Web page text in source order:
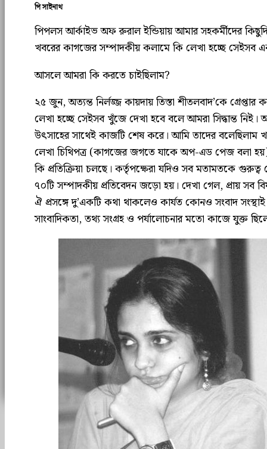
পি সাইনাথ
পিপলস আর্কাইভ অফ রুরাল ইন্ডিয়ায় আমার সহকর্মীদের
খবরের কাগজের সম্পাদকীয় কলামে কি লেখা হচ্ছে সেইসব
আসলে আমরা কি করতে চাইছিলাম?
২৫ জুন, অত্যন্ত নির্লজ্জ কায়দায় তিস্তা শীতলবাদ’কে
লেখা হচ্ছে সেইসব খুঁজে দেখা হবে বলে আমরা সিদ্ধান্ত
উৎসাহের সাথেই কাজটি শেষ করে। আমি তাদের বলেছিলাম
লেখা চিথিপত্র (কাগজের জগতে যাকে অপ-এড পেজ বলা
কি প্রতিক্রিয়া চলছে। কর্তৃপক্ষেরা যদিও সব মতামতকে
৭০টি সম্পাদকীয় প্রতিবেদন জড়ো হয়। দেখা গেল, প্রায় সব
ঐ প্রসঙ্গে দু’একটি কথা থাকলেও কার্যত কোনও সংবাদ
সাংবাদিকতা, তথ্য সংগ্রহ ও পর্যালোচনার মতো কাজে যুক্ত